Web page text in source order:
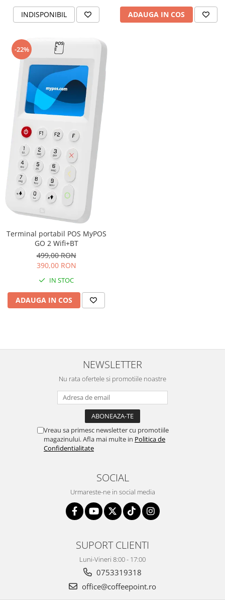
INDISPONIBIL ADAUGA IN COS
-22%
Terminal portabil POS MyPOS
GO 2 Wifi+BT
499,00 RON
390,00 RON
IN STOC
ADAUGA IN COS
NEWSLETTER
Nu rata ofertele si promotiile noastre
Vreau sa primesc newsletter cu promotiile
magazinului. Afla mai multe in Politica de
Confidentialitate
SOCIAL
Urmareste-ne in social media
SUPORT CLIENTI
Luni-Vineri 8:00 - 17:00
0753319318
office@coffeepoint.ro